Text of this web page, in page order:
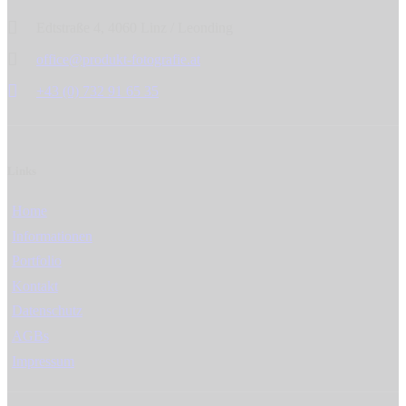
office@produkt-fotografie.at
+43 (0) 732 91 65 35
Home
Informationen
Portfolio
Kontakt
Datenschutz
AGBs
Impressum